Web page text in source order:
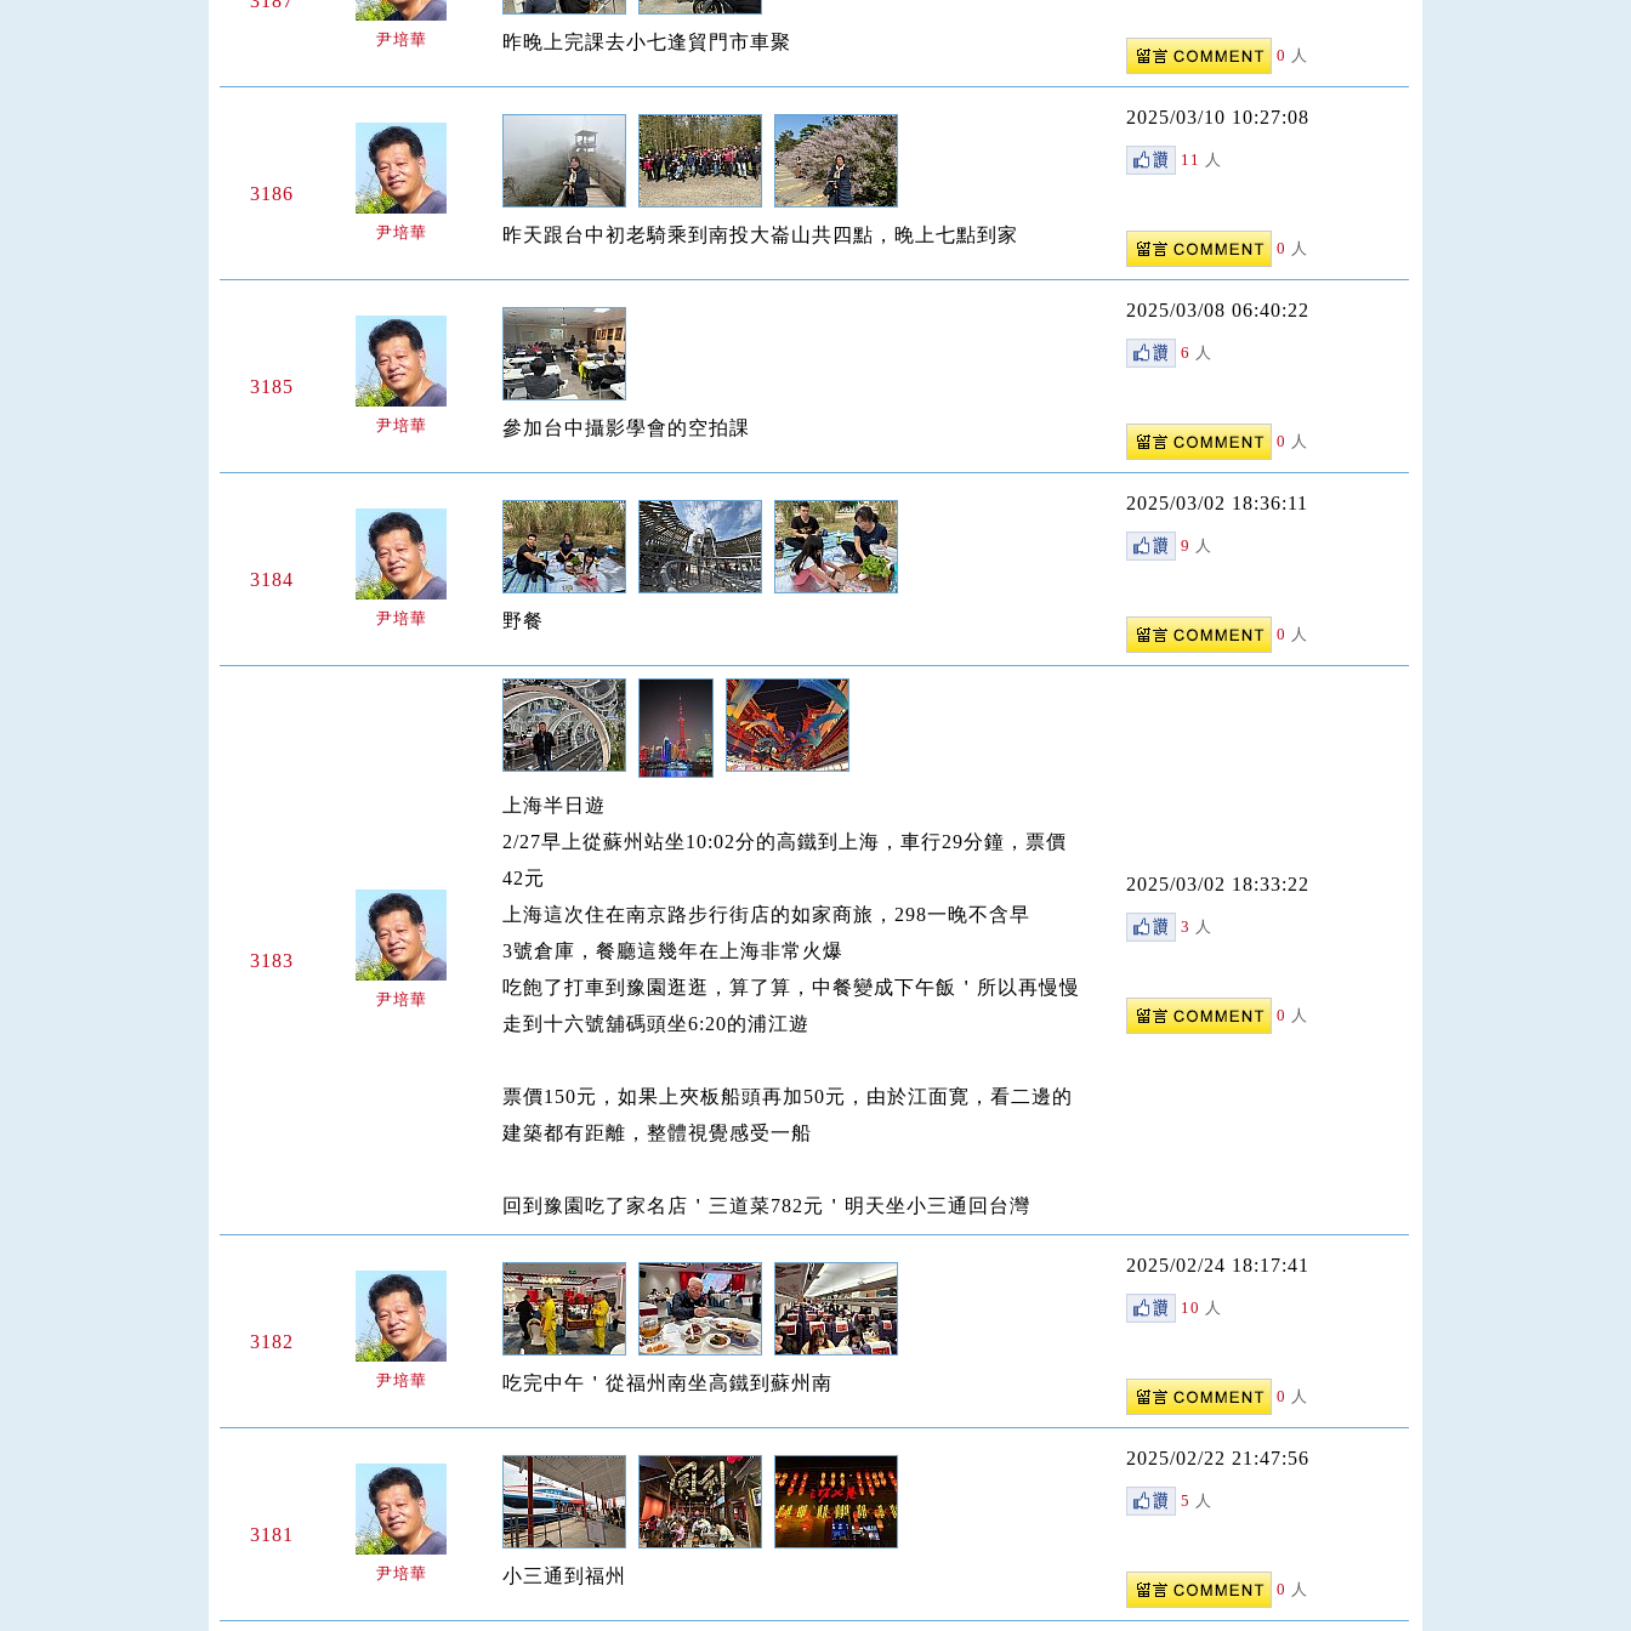
尹培華 昨晚上完課去小七逢貿門市車聚
0 人
3186
尹培華 昨天跟台中初老騎乘到南投大崙山共四點，晚上七點到家
2025/03/10 10:27:08
11 人
0 人
3185
尹培華 參加台中攝影學會的空拍課
2025/03/08 06:40:22
6 人
0 人
3184
尹培華 野餐
2025/03/02 18:36:11
9 人
0 人
3183
尹培華
上海半日遊
2/27早上從蘇州站坐10:02分的高鐵到上海，車行29分鐘，票價
42元
上海這次住在南京路步行街店的如家商旅，298一晚不含早
3號倉庫，餐廳這幾年在上海非常火爆
吃飽了打車到豫園逛逛，算了算，中餐變成下午飯＇所以再慢慢
走到十六號舖碼頭坐6:20的浦江遊
票價150元，如果上夾板船頭再加50元，由於江面寛，看二邊的
建築都有距離，整體視覺感受一船
回到豫園吃了家名店＇三道菜782元＇明天坐小三通回台灣
2025/03/02 18:33:22
3 人
0 人
3182
尹培華 吃完中午＇從福州南坐高鐵到蘇州南
2025/02/24 18:17:41
10 人
0 人
3181
尹培華 小三通到福州
2025/02/22 21:47:56
5 人
0 人